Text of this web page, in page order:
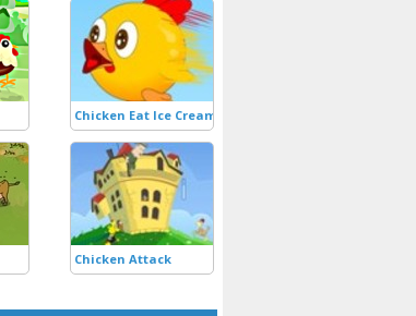
Chicken Eat Ice Cream
Chicken Attack